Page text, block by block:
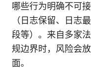
哪些行为明确不可
（日志保留、日志
段等）。来自多家
规边界时，风险会
面。